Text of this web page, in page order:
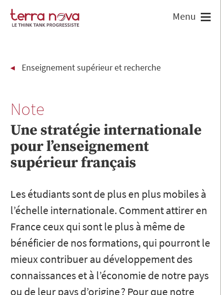
Enseignement supérieur et recherche
Note
Une stratégie internationale
pour l’enseignement
supérieur français
Les étudiants sont de plus en plus mobiles à
l’échelle internationale. Comment attirer en
France ceux qui sont le plus à même de
bénéficier de nos formations, qui pourront le
mieux contribuer au développement des
connaissances et à l’économie de notre pays
ou de leur pays d’origine ? Pour que notre